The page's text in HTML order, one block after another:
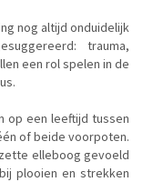
nog altijd onduidelijk
trauma,
een rol spelen in de
op een leeftijd tussen
of beide voorpoten.
elleboog gevoeld
plooien en strekken